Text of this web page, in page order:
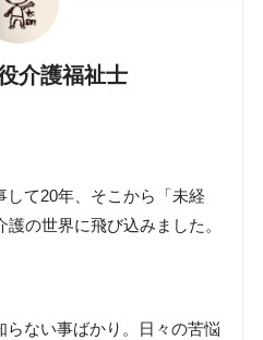
介護福祉士
て20年、そこから「未経
の世界に飛び込みました。
ない事ばかり。日々の苦悩